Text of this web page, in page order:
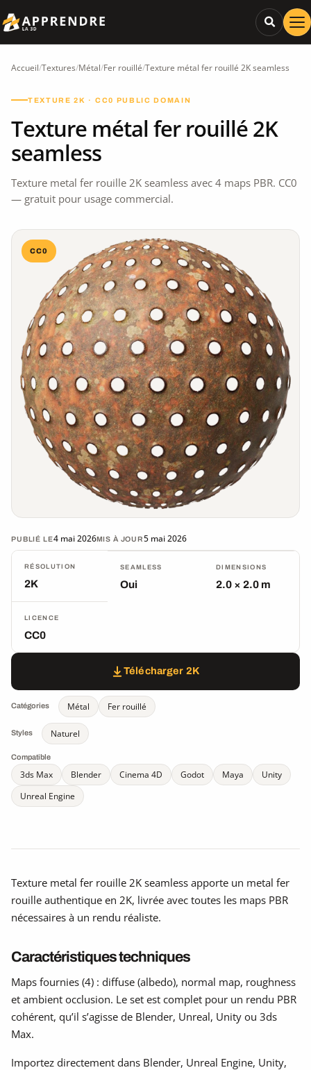
Accueil/Textures/Métal/Fer rouillé/Texture métal fer rouillé 2K seamless
TEXTURE 2K · CC0 PUBLIC DOMAIN
Texture métal fer rouillé 2K
seamless
Texture metal fer rouille 2K seamless avec 4 maps PBR. CC0
— gratuit pour usage commercial.
CC0
PUBLIÉ LE4 mai 2026MIS À JOUR5 mai 2026
RÉSOLUTION
2K
SEAMLESS
Oui
DIMENSIONS
2.0 × 2.0 m
LICENCE
CC0
Télécharger 2K
Catégories Métal Fer rouillé
Styles Naturel
Compatible
3ds Max Blender Cinema 4D Godot Maya
Unity
Unreal Engine
Texture metal fer rouille 2K seamless apporte un metal fer
rouille authentique en 2K, livrée avec toutes les maps PBR
nécessaires à un rendu réaliste.
Caractéristiques techniques
Maps fournies (4) : diffuse (albedo), normal map, roughness
et ambient occlusion. Le set est complet pour un rendu PBR
cohérent, qu’il s’agisse de Blender, Unreal, Unity ou 3ds
Max.
Importez directement dans Blender, Unreal Engine, Unity,